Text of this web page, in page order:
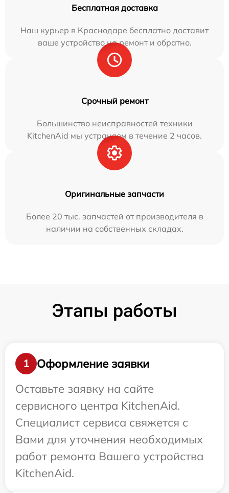
Бесплатная доставка
Наш курьер в Краснодаре бесплатно доставит
ваше устройство на ремонт и обратно.
Срочный ремонт
Большинство неисправностей техники
KitchenAid мы устраняем в течение 2 часов.
Оригинальные запчасти
Более 20 тыс. запчастей от производителя в
наличии на собственных складах.
Этапы работы
1
Оформление заявки
Оставьте заявку на сайте
сервисного центра KitchenAid.
Специалист сервиса свяжется с
Вами для уточнения необходимых
работ ремонта Вашего устройства
KitchenAid.